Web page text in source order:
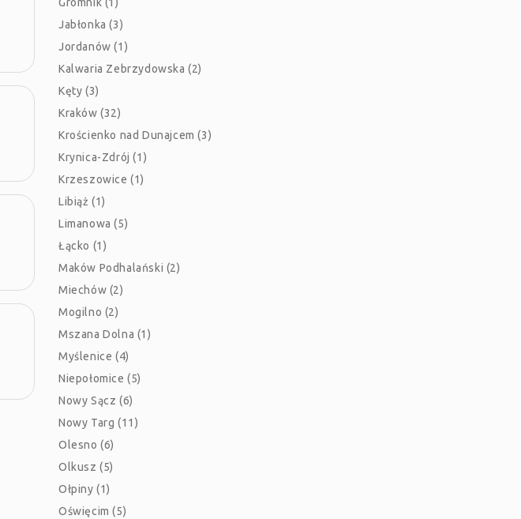
Jabłonka (3)
Jordanów (1)
Kalwaria Zebrzydowska (2)
Kęty (3)
Kraków (32)
Krościenko nad Dunajcem (3)
Krynica-Zdrój (1)
Krzeszowice (1)
Libiąż (1)
Limanowa (5)
Łącko (1)
Maków Podhalański (2)
Miechów (2)
Mogilno (2)
Mszana Dolna (1)
Myślenice (4)
Niepołomice (5)
Nowy Sącz (6)
Nowy Targ (11)
Olesno (6)
Olkusz (5)
Ołpiny (1)
Oświęcim (5)